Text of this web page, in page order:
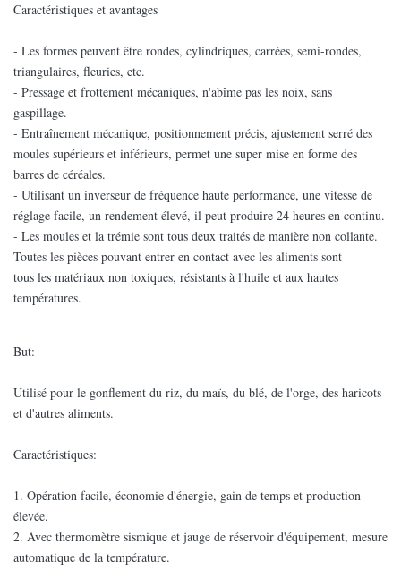
Caractéristiques et avantages
- Les formes peuvent être rondes, cylindriques, carrées, semi-rondes,
triangulaires, fleuries, etc.
- Pressage et frottement mécaniques, n'abîme pas les noix, sans
gaspillage.
- Entraînement mécanique, positionnement précis, ajustement serré des
moules supérieurs et inférieurs, permet une super mise en forme des
barres de céréales.
- Utilisant un inverseur de fréquence haute performance, une vitesse de
réglage facile, un rendement élevé, il peut produire 24 heures en continu.
- Les moules et la trémie sont tous deux traités de manière non collante.
Toutes les pièces pouvant entrer en contact avec les aliments sont
tous les matériaux non toxiques, résistants à l'huile et aux hautes
températures.
But:
Utilisé pour le gonflement du riz, du maïs, du blé, de l'orge, des haricots
et d'autres aliments.
Caractéristiques:
1. Opération facile, économie d'énergie, gain de temps et production
élevée.
2. Avec thermomètre sismique et jauge de réservoir d'équipement, mesure
automatique de la température.